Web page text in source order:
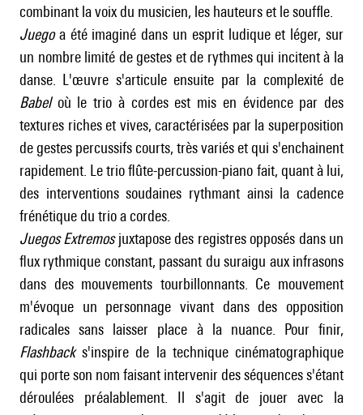
combinant la voix du musicien, les hauteurs et le souffle.
Juegoa été imaginé dans un esprit ludique et léger, sur
un nombre limité de gestes et de rythmes qui incitent à la
danse. L'œuvre s'articule ensuite par la complexité de
Babeloù le trio à cordes est mis en évidence par des
textures riches et vives, caractérisées par la superposition
de gestes percussifs courts, très variés et qui s'enchainent
rapidement. Le trio flûte-percussion-piano fait, quant à lui,
des interventions soudaines rythmant ainsi la cadence
frénétique du trio a cordes.
Juegos Extremosjuxtapose des registres opposés dans un
flux rythmique constant, passant du suraigu aux infrasons
dans des mouvements tourbillonnants. Ce mouvement
m'évoque un personnage vivant dans des opposition
radicales sans laisser place à la nuance. Pour finir,
Flashbacks'inspire de la technique cinématographique
qui porte son nom faisant intervenir des séquences s'étant
déroulées préalablement. Il s'agit de jouer avec la